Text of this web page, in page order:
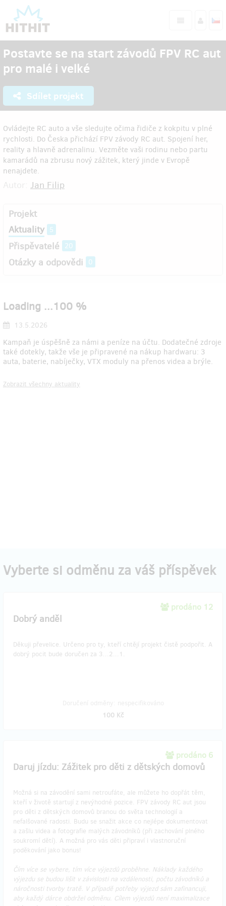
Postavte se na start závodů FPV RC aut
pro malé i velké
Sdílet projekt
Ovládejte RC auto a vše sledujte očima řidiče z kokpitu v plné
rychlosti. Do Česka přichází FPV závody RC aut. Spojení her,
reality a hlavně adrenalinu. Vezměte vaši rodinu nebo partu
kamarádů na zbrusu nový zážitek, který jinde v Evropě
nenajdete.
Jan Filip
Projekt
Aktuality 5
Přispěvatelé 20
Otázky a odpovědi 0
Loading ...100 %
13.5.2026
Kampaň je úspěšně za námi a peníze na účtu. Dodatečné zdroje
také dotekly, takže vše je připravené na nákup hardwaru: 3
auta, baterie, nabíječky, VTX moduly na přenos videa a brýle.
Zobrazit všechny aktuality
Vyberte si odměnu za váš příspěvek
prodáno 12
Dobrý anděl
Děkuji převelice. Určeno pro ty, kteří chtějí projekt čistě podpořit. A
dobrý pocit bude doručen za 3...2...1.
100 Kč
prodáno 6
Daruj jízdu: Zážitek pro děti z dětských domovů
Možná si na závodění sami netroufáte, ale můžete ho dopřát těm,
kteří v životě startují z nevýhodné pozice. FPV závody RC aut jsou
pro děti z dětských domovů branou do světa technologií a
nefalšované radosti. Budu se snažit akce co nejlépe dokumentovat
a zašlu videa a fotografie malých závodníků (při zachování plného
soukromí dětí). A možná pro vás děti připraví i vlastnoruční
poděkování jako bonus!
Čím více se vybere, tím více výjezdů proběhne. Náklady každého
výjezdu se budou lišit v závislosti na vzdálenosti, počtu závodníků a
náročnosti tvorby tratě. V případě potřeby výjezd sám zafinancuji,
aby každý dárce obdržel odměnu. Cílem výjezdů není maximalizace